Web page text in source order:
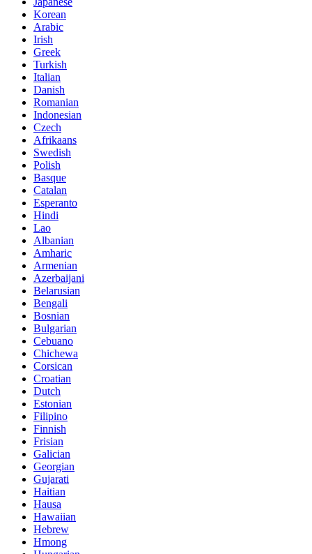
Korean
Arabic
Irish
Greek
Turkish
Italian
Danish
Romanian
Indonesian
Czech
Afrikaans
Swedish
Polish
Basque
Catalan
Esperanto
Hindi
Lao
Albanian
Amharic
Armenian
Azerbaijani
Belarusian
Bengali
Bosnian
Bulgarian
Cebuano
Chichewa
Corsican
Croatian
Dutch
Estonian
Filipino
Finnish
Frisian
Galician
Georgian
Gujarati
Haitian
Hausa
Hawaiian
Hebrew
Hmong